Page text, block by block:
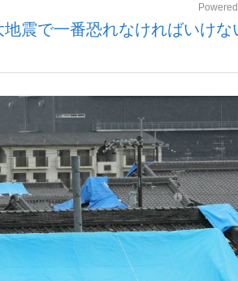
手が証言した“NPB聞... 「ク
地震で一番恐れなければいけ